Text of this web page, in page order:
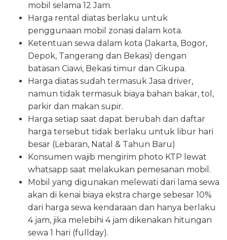
mobil selama 12 Jam.
Harga rental diatas berlaku untuk
penggunaan mobil zonasi dalam kota.
Ketentuan sewa dalam kota (Jakarta, Bogor,
Depok, Tangerang dan Bekasi) dengan
batasan Ciawi, Bekasi timur dan Cikupa.
Harga diatas sudah termasuk Jasa driver,
namun tidak termasuk biaya bahan bakar, tol,
parkir dan makan supir.
Harga setiap saat dapat berubah dan daftar
harga tersebut tidak berlaku untuk libur hari
besar (Lebaran, Natal & Tahun Baru)
Konsumen wajib mengirim photo KTP lewat
whatsapp saat melakukan pemesanan mobil.
Mobil yang digunakan melewati dari lama sewa
akan di kenai biaya ekstra charge sebesar 10%
dari harga sewa kendaraan dan hanya berlaku
4 jam, jika melebihi 4 jam dikenakan hitungan
sewa 1 hari (fullday).